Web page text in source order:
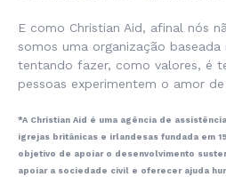
E como Christian Aid, afinal nós
somos uma organização
tentando fazer, como valores, é
pessoas experimentem o amor de
*A Christian Aid é uma agência de
igrejas britânicas e irlandesas fundada em
objetivo de apoiar o desenvolvimento
apoiar a sociedade civil e oferecer ajuda